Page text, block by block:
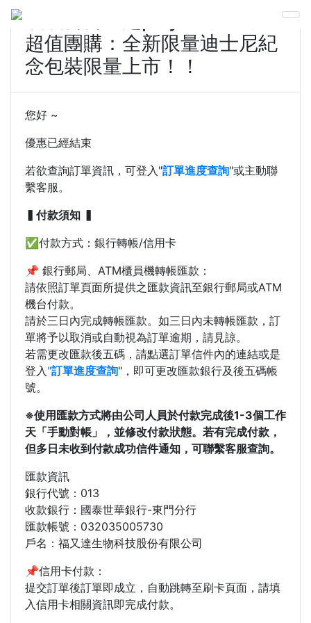
超值團購：全新限量迪士尼紀
念包裝限量上市！！
您好 ~
優惠已經結束
若欲查詢訂單資訊，可登入"訂單進度查詢"或主動聯
繫客服。
▍付款須知 ▍
✅付款方式：銀行轉帳/信用卡
📌 銀行郵局、ATM櫃員機轉帳匯款：
請依照訂單頁面所提供之匯款資訊至銀行郵局或ATM
機台付款。
請於三日內完成轉帳匯款。如三日內未轉帳匯款，訂
單將予以取消或自動視為訂單逾期，請見諒。
若需更改匯款後五碼，請點選訂單信件內的連結或是
登入"訂單進度查詢"，即可更改匯款銀行及後五碼帳
號。
※使用匯款方式將由公司人員於付款完成後1-3個工作
天「手動對帳」，並修改付款狀態。若有完成付款，
但多日未收到付款成功信件通知，可聯繫客服查詢。
匯款資訊
銀行代號：013
收款銀行：國泰世華銀行-東門分行
匯款帳號：032035005730
戶名：福又達生物科技股份有限公司
📌信用卡付款：
提交訂單後訂單即成立，自動跳轉至刷卡頁面，請填
入信用卡相關資訊即完成付款。